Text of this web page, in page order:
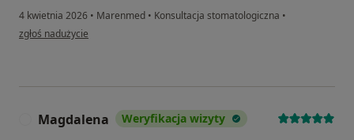
4 kwietnia 2026 • Marenmed • Konsultacja stomatologiczna •
w opinii użytkownika Joanna
zgłoś nadużycie
Magdalena Weryfikacja wizyty